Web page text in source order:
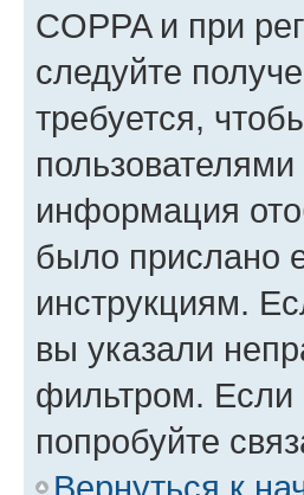
COPPA и при
следуйте
требуется,
информация
было прислано
инструкциям.
вы указали
фильтром. Если
попробуйте
Вернуться к